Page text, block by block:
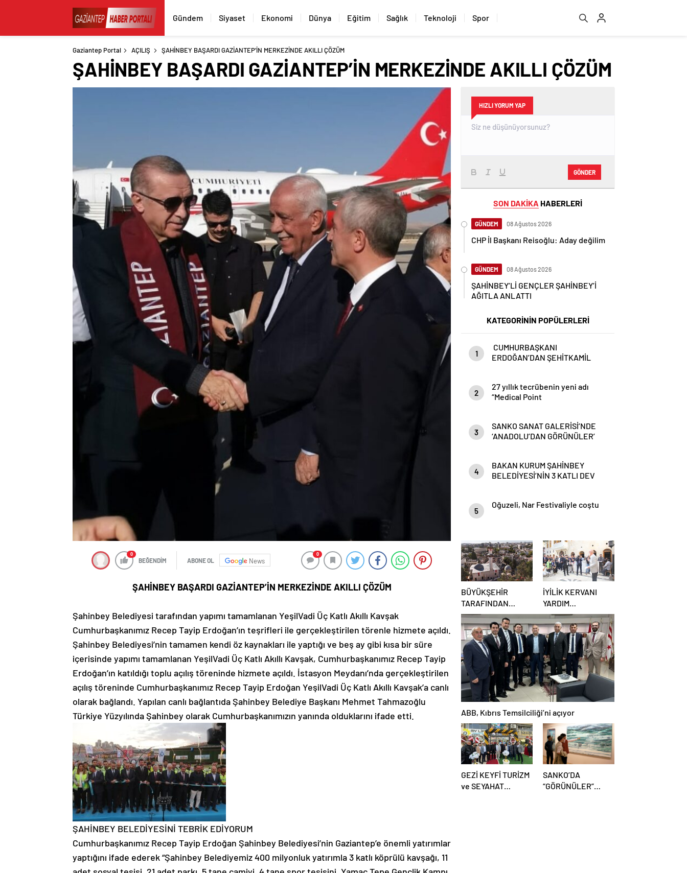
Gündem Siyaset Ekonomi Dünya Eğitim Sağlık Teknoloji Spor
Gaziantep Portal AÇILIŞ ŞAHİNBEY BAŞARDI GAZİANTEP’İN MERKEZİNDE AKILLI ÇÖZÜM
ŞAHİNBEY BAŞARDI GAZİANTEP’İN MERKEZİNDE AKILLI ÇÖZÜM
0
BEĞENDİM ABONE OL News
0
ŞAHİNBEY BAŞARDI GAZİANTEP’İN MERKEZİNDE AKILLI ÇÖZÜM
Şahinbey Belediyesi tarafından yapımı tamamlanan YeşilVadi Üç Katlı Akıllı Kavşak
Cumhurbaşkanımız Recep Tayip Erdoğan’ın teşrifleri ile gerçekleştirilen törenle hizmete açıldı.
Şahinbey Belediyesi’nin tamamen kendi öz kaynakları ile yaptığı ve beş ay gibi kısa bir süre
içerisinde yapımı tamamlanan YeşilVadi Üç Katlı Akıllı Kavşak, Cumhurbaşkanımız Recep Tayip
Erdoğan’ın katıldığı toplu açılış töreninde hizmete açıldı. İstasyon Meydanı’nda gerçekleştirilen
açılış töreninde Cumhurbaşkanımız Recep Tayip Erdoğan YeşilVadi Üç Katlı Akıllı Kavşak’a canlı
olarak bağlandı. Yapılan canlı bağlantıda Şahinbey Belediye Başkanı Mehmet Tahmazoğlu
Türkiye Yüzyılında Şahinbey olarak Cumhurbaşkanımızın yanında olduklarını ifade etti.
ŞAHİNBEY BELEDİYESİNİ TEBRİK EDİYORUM
Cumhurbaşkanımız Recep Tayip Erdoğan Şahinbey Belediyesi’nin Gaziantep’e önemli yatırımlar
yaptığını ifade ederek “Şahinbey Belediyemiz 400 milyonluk yatırımla 3 katlı köprülü kavşağı, 11
HIZLI YORUM YAP
GÖNDER
SON DAKİKA HABERLERİ
GÜNDEM 08 Ağustos 2026
CHP İl Başkanı Reisoğlu: Aday değilim
GÜNDEM 08 Ağustos 2026
ŞAHİNBEY’Lİ GENÇLER ŞAHİNBEY’İ
AĞITLA ANLATTI
KATEGORİNİN POPÜLERLERİ
1
CUMHURBAŞKANI
ERDOĞAN’DAN ŞEHİTKAMİL
EDİYORUM”
2
27 yıllık tecrübenin yeni adı
“Medical Point
3
SANKO SANAT GALERİSİ’NDE
‘ANADOLU’DAN GÖRÜNÜLER’
4
BAKAN KURUM ŞAHİNBEY
BELEDİYESİ’NİN 3 KATLI DEV
5
Oğuzeli, Nar Festivaliyle coştu
BÜYÜKŞEHİR
TARAFINDAN
EMİNE GÖĞÜŞ
MUTFAK MÜZESİ
RESTORASYONU
TAMAMLANDI
İYİLİK KERVANI
YARDIM
DERNEĞİNDEN
GÖRKEMLİ AÇILIŞ
TÖRENİ
ABB, Kıbrıs Temsilciliği’ni açıyor
GEZİ KEYFİ TURİZM
ve SEYAHAT
SANKO’DA
“GÖRÜNÜLER”